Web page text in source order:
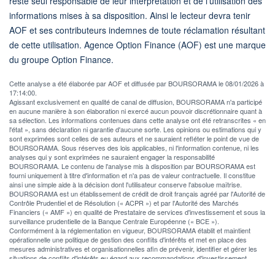
informations mises à sa disposition. Ainsi le lecteur devra tenir
AOF et ses contributeurs indemnes de toute réclamation résultant
de cette utilisation. Agence Option Finance (AOF) est une marque
du groupe Option Finance.
Cette analyse a été élaborée par AOF et diffusée par BOURSORAMA le 08/01/2026 à
17:14:00.
Agissant exclusivement en qualité de canal de diffusion, BOURSORAMA n'a participé
en aucune manière à son élaboration ni exercé aucun pouvoir discrétionnaire quant à
sa sélection. Les informations contenues dans cette analyse ont été retranscrites « en
l'état », sans déclaration ni garantie d'aucune sorte. Les opinions ou estimations qui y
sont exprimées sont celles de ses auteurs et ne sauraient refléter le point de vue de
BOURSORAMA. Sous réserves des lois applicables, ni l'information contenue, ni les
analyses qui y sont exprimées ne sauraient engager la responsabilité
BOURSORAMA. Le contenu de l'analyse mis à disposition par BOURSORAMA est
fourni uniquement à titre d'information et n'a pas de valeur contractuelle. Il constitue
ainsi une simple aide à la décision dont l'utilisateur conserve l'absolue maîtrise.
BOURSORAMA est un établissement de crédit de droit français agréé par l'Autorité de
Contrôle Prudentiel et de Résolution (« ACPR ») et par l'Autorité des Marchés
Financiers (« AMF ») en qualité de Prestataire de services d'investissement et sous la
surveillance prudentielle de la Banque Centrale Européenne (« BCE »).
Conformément à la réglementation en vigueur, BOURSORAMA établit et maintient
opérationnelle une politique de gestion des conflits d'intérêts et met en place des
mesures administratives et organisationnelles afin de prévenir, identifier et gérer les